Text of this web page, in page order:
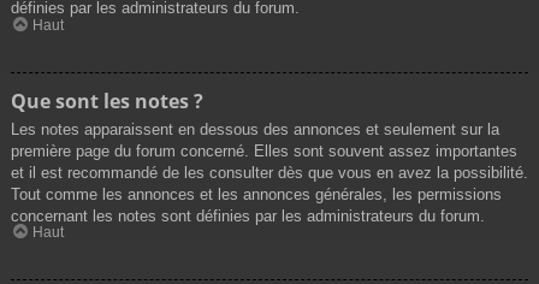
définies par les administrateurs du forum.
Haut
Que sont les notes ?
Les notes apparaissent en dessous des annonces et seulement sur la
première page du forum concerné. Elles sont souvent assez importantes
et il est recommandé de les consulter dès que vous en avez la possibilité.
Tout comme les annonces et les annonces générales, les permissions
concernant les notes sont définies par les administrateurs du forum.
Haut